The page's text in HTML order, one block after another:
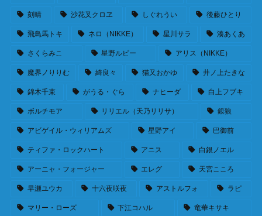
刻晴 沙花叉クロヱ しぐれうい 後藤ひとり
飛鳥馬トキ ネロ（NIKKE） 星川サラ 湊あくあ
さくらみこ 星野ルビー アリス（NIKKE）
魔界ノりりむ 綺良々 猫又おかゆ 井ノ上たきな
錦木千束 がうる・ぐら ナヒーダ 白上フブキ
ボルチモア リリエル（天乃リリサ） 銀狼
アビゲイル・ウィリアムズ 星野アイ 巴御前
ティファ・ロックハート アニス 白銀ノエル
アーニャ・フォージャー エレグ 天宮こころ
早瀬ユウカ 十六夜咲夜 アストルフォ ラピ
マリー・ローズ 下江コハル 竜華キサキ